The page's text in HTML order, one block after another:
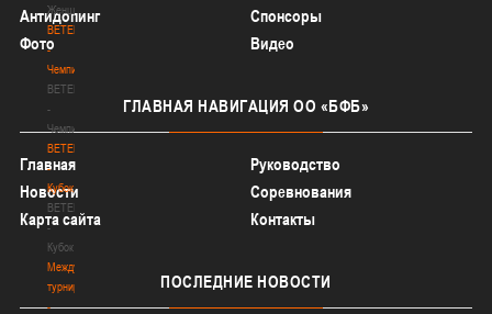
Женщины
BETERA
-
Чемпионат
BETERA
-
Чемпионат
BETERA
-
Кубок
BETERA
-
Кубок
Международный
турнир
-
Антидопинг
Спонсоры
Фото
Видео
ГЛАВНАЯ НАВИГАЦИЯ ОО «БФБ»
Главная
Руководство
Новости
Соревнования
Карта сайта
Контакты
ПОСЛЕДНИЕ НОВОСТИ